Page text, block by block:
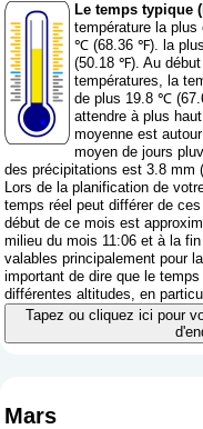
Le temps typique
température la
℃ (68.36 ℉). la
(50.18 ℉). Au
températures, la
de plus 19.8 ℃
attendre à plus
moyenne est
moyen de jours
des précipitations est 3.8 mm
Lors de la planification de
temps réel peut différer de
début de ce mois est
milieu du mois 11:06 et à la
valables principalement pour
important de dire que le
différentes altitudes, en
Tapez ou cliquez ici pour
Mars